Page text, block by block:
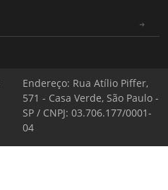
Endereço: Rua Atílio Piffer,
571 - Casa Verde, São Paulo -
SP / CNPJ: 03.706.177/0001-
04